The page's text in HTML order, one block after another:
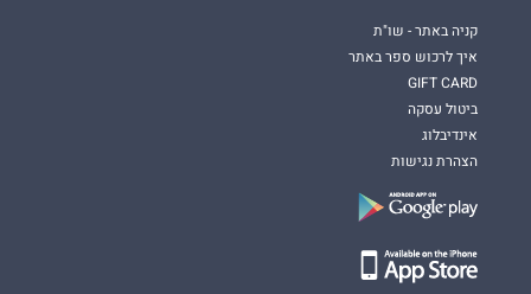
קניה באתר - שו"ת
איך לרכוש ספר באתר
GIFT CARD
ביטול עסקה
אינדיבלוג
הצהרת נגישות